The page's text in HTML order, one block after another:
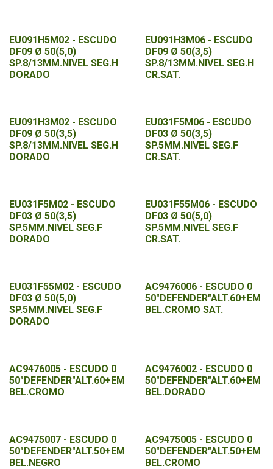
EU091H5M02 - ESCUDO
DF09 Ø 50(5,0)
SP.8/13MM.NIVEL SEG.H
DORADO
EU091H3M06 - ESCUDO
DF09 Ø 50(3,5)
SP.8/13MM.NIVEL SEG.H
CR.SAT.
EU091H3M02 - ESCUDO
DF09 Ø 50(3,5)
SP.8/13MM.NIVEL SEG.H
DORADO
EU031F5M06 - ESCUDO
DF03 Ø 50(3,5)
SP.5MM.NIVEL SEG.F
CR.SAT.
EU031F5M02 - ESCUDO
DF03 Ø 50(3,5)
SP.5MM.NIVEL SEG.F
DORADO
EU031F55M06 - ESCUDO
DF03 Ø 50(5,0)
SP.5MM.NIVEL SEG.F
CR.SAT.
EU031F55M02 - ESCUDO
DF03 Ø 50(5,0)
SP.5MM.NIVEL SEG.F
DORADO
AC9476006 - ESCUDO 0
50"DEFENDER"ALT.60+EM
BEL.CROMO SAT.
AC9476005 - ESCUDO 0
50"DEFENDER"ALT.60+EM
BEL.CROMO
AC9476002 - ESCUDO 0
50"DEFENDER"ALT.60+EM
BEL.DORADO
AC9475007 - ESCUDO 0
50"DEFENDER"ALT.50+EM
BEL.NEGRO
AC9475005 - ESCUDO 0
50"DEFENDER"ALT.50+EM
BEL.CROMO